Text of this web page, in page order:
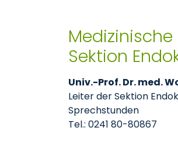
Medizinische
Sektion
Univ.-Prof. Dr. med.
Leiter der Sektion
Sprechstunden
Tel.: 0241 80-80867